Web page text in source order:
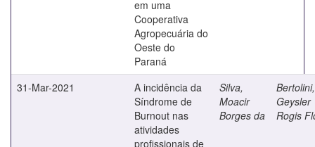
em uma
Cooperativa
Agropecuária do
Oeste do
Paraná
31-Mar-2021
A incidência da
Síndrome de
Burnout nas
atividades
profissionais de
Silva,
Moacir
Borges da
Bertolini,
Geysler
Rogis